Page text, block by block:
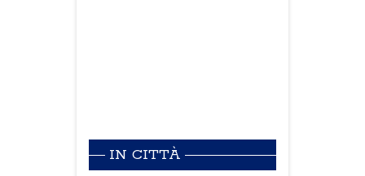
IN CITTÀ